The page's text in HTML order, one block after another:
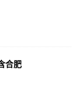
合肥